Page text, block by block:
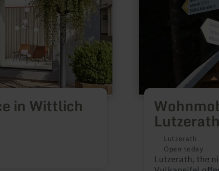
in Wittlich
Lutzerath
Open today
Lutzerath, the